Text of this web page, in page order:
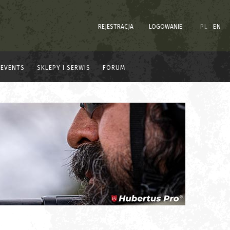
REJESTRACJA LOGOWANIE PL EN
EVENTS SKLEPY I SERWIS FORUM